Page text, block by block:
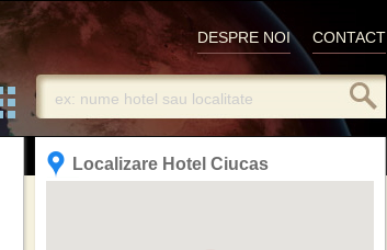
CONTACT
DESPRE NOI
Localizare Hotel Ciucas